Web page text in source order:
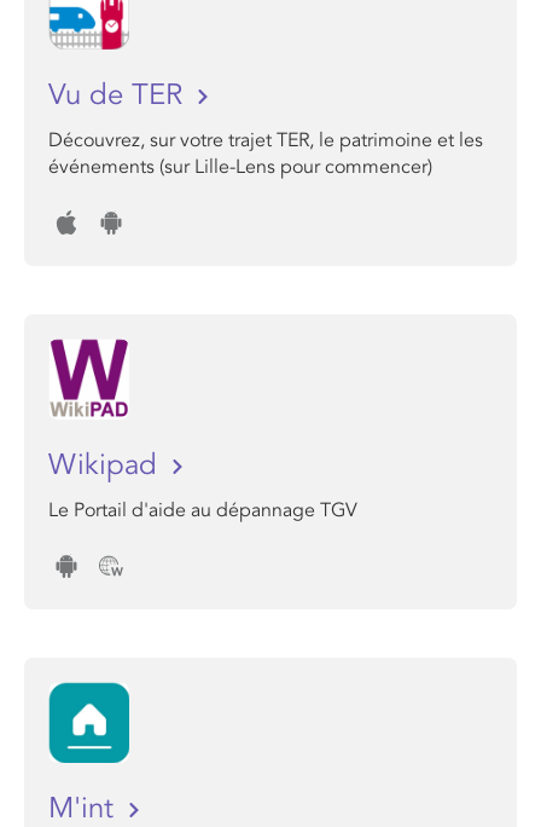
Vu de TER
Découvrez, sur votre trajet TER, le patrimoine et les
événements (sur Lille-Lens pour commencer)
Wikipad
Le Portail d'aide au dépannage TGV
M'int